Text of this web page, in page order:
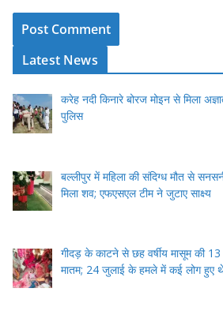
Latest News
करेह नदी किनारे बोरज मोइन से मिला
पुलिस
बल्लीपुर में महिला की संदिग्ध मौत से
मिला शव; एफएसएल टीम ने जुटाए साक्ष्य
गीदड़ के काटने से छह वर्षीय मासूम की 13
मातम; 24 जुलाई के हमले में कई लोग हुए